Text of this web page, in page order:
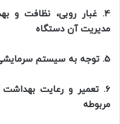
4. غبار روبی، نظافت و
مديريت آن دستگاه
5. توجه به سيستم سرمايشی
6. تعمير و رعايت
مربوطه